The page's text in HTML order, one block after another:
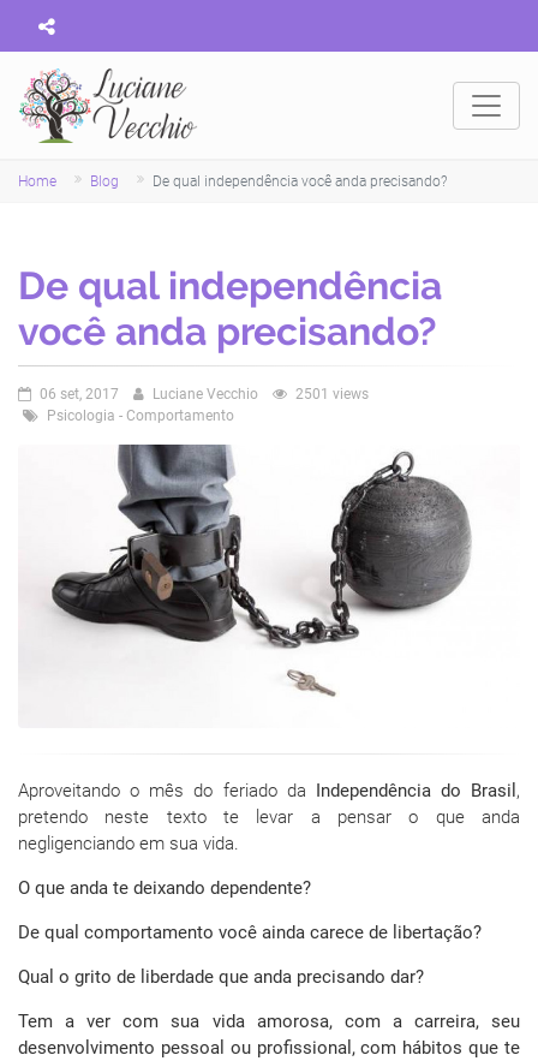
Home Blog De qual independência você anda precisando?
De qual independência
você anda precisando?
06 set, 2017 Luciane Vecchio
2501 views
Psicologia - Comportamento
Aproveitando o mês do feriado da Independência do Brasil ,
pretendo neste texto te levar a pensar o que anda
negligenciando em sua vida.
O que anda te deixando dependente?
De qual comportamento você ainda carece de libertação?
Qual o grito de liberdade que anda precisando dar?
Tem a ver com sua vida amorosa, com a carreira, seu
desenvolvimento pessoal ou profissional, com hábitos que te